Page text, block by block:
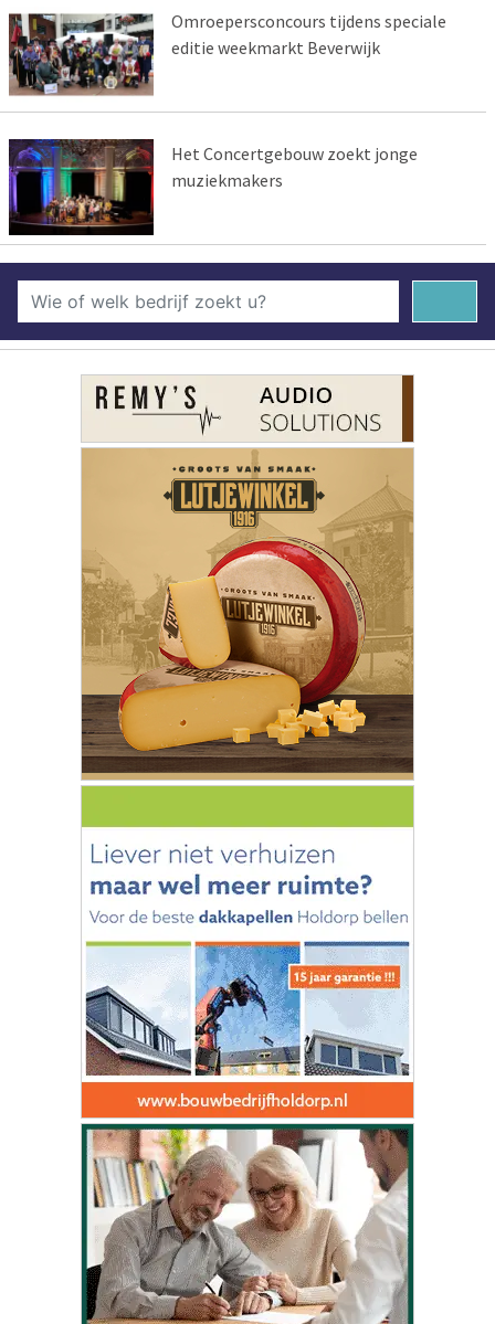
Omroepersconcours tijdens speciale
editie weekmarkt Beverwijk
Het Concertgebouw zoekt jonge
muziekmakers